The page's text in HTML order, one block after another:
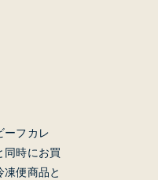
ーフカレ
同時にお買
便商品と